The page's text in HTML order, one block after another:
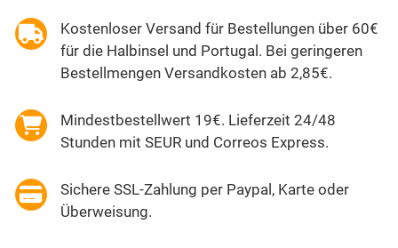
Kostenloser Versand für Bestellungen über 60€
für die Halbinsel und Portugal. Bei geringeren
Bestellmengen Versandkosten ab 2,85€.
Mindestbestellwert 19€. Lieferzeit 24/48
Stunden mit SEUR und Correos Express.
Sichere SSL-Zahlung per Paypal, Karte oder
Überweisung.